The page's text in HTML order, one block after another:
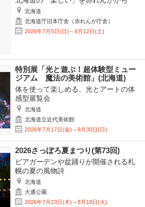
北海道
北海道庁旧本庁舎（赤れんが庁舎）
2026年7月5日(日)～9月12日(土)
特別展「光と遊ぶ！超体験型ミュー
ジアム 魔法の美術館」(北海道)
体を使って楽しめる、光とアートの体
感型展覧会
北海道
北海道立近代美術館
2026年7月17日(金)～8月30日(日)
2026さっぽろ夏まつり(第73回)
ビアガーデンや盆踊りが開催される札
幌の夏の風物詩
北海道
大通公園
2026年7月23日(木)～8月18日(火)